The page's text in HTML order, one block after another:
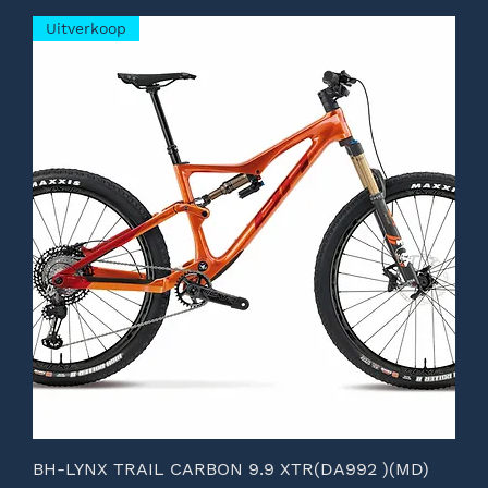
Uitverkoop
BH-LYNX TRAIL CARBON 9.9 XTR(DA992 )(MD)